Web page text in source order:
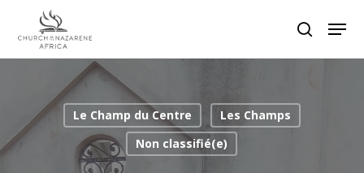
Hit enter to search or ESC to close
Le Champ du Centre
Les Champs
Non classifié(e)